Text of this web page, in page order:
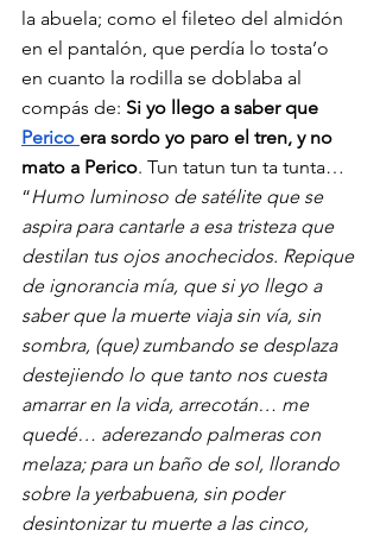
la abuela; como el fileteo del almidón
en el pantalón, que perdía lo tosta’o
en cuanto la rodilla se doblaba al
compás de: Si yo llego a saber que
Perico era sordo yo paro el tren, y no
mato a Perico. Tun tatun tun ta tunta…
“Humo luminoso de satélite que se
aspira para cantarle a esa tristeza que
destilan tus ojos anochecidos. Repique
de ignorancia mía, que si yo llego a
saber que la muerte viaja sin vía, sin
sombra, (que) zumbando se desplaza
destejiendo lo que tanto nos cuesta
amarrar en la vida, arrecotán… me
quedé… aderezando palmeras con
melaza; para un baño de sol, llorando
sobre la yerbabuena, sin poder
desintonizar tu muerte a las cinco,